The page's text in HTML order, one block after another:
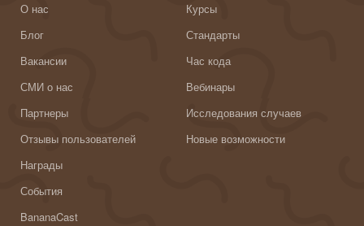
О нас
Блог
Вакансии
СМИ о нас
Партнеры
Отзывы пользователей
Награды
События
BananaCast
Курсы
Стандарты
Час кода
Вебинары
Исследования случаев
Новые возможности